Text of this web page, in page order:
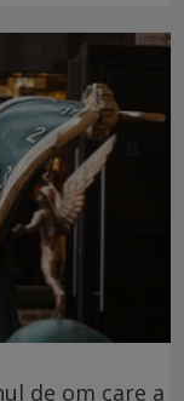
de om care a